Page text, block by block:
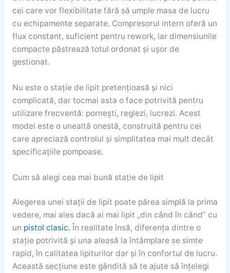
cei care vor flexibilitate fără să umple masa de lucru
cu echipamente separate. Compresorul intern oferă un
flux constant, suficient pentru rework, iar dimensiunile
compacte păstrează totul ordonat și ușor de
gestionat.
Nu este o stație de lipit pretențioasă și nici
complicată, dar tocmai asta o face potrivită pentru
utilizare frecventă: pornești, reglezi, lucrezi. Acest
model este o unealtă onestă, construită pentru cei
care apreciază controlul și simplitatea mai mult decât
specificațiile pompoase.
Cum să alegi cea mai bună stație de lipit
Alegerea unei stații de lipit poate părea simplă la prima
vedere, mai ales dacă ai mai lipit „din când în când” cu
un pistol clasic. În realitate însă, diferența dintre o
stație potrivită și una aleasă la întâmplare se simte
rapid, în calitatea lipiturilor dar și în confortul de lucru.
Această secțiune este gândită să te ajute să înțelegi